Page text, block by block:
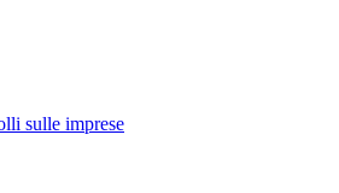
sulle imprese